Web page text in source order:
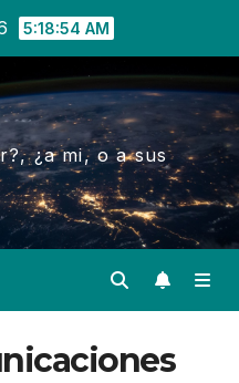
5:18:55 AM
¿a mi, o a sus